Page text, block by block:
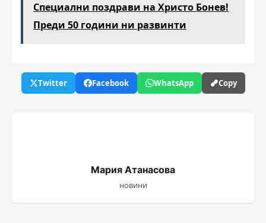
Специални поздрави на Христо Бонев!
Преди 50 години ни развинти
Twitter Facebook WhatsApp Copy
Мария Атанасова
новини